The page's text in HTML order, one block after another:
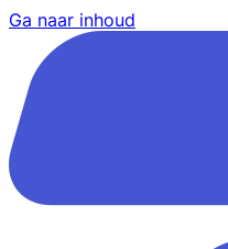
Ga naar inhoud